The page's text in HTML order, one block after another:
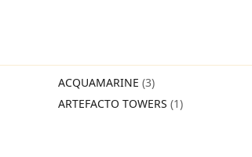
ACQUAMARINE (3)
ARTEFACTO TOWERS (1)